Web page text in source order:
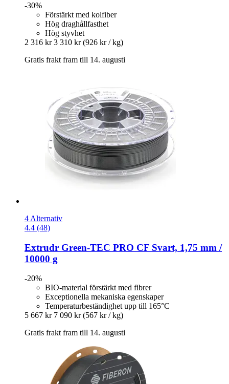
-30%
Förstärkt med kolfiber
Hög draghållfasthet
Hög styvhet
2 316 kr 3 310 kr (926 kr / kg)
Gratis frakt fram till 14. augusti
4 Alternativ
4.4 (48)
Extrudr Green-​TEC PRO CF Svart, 1,75 mm /
10000 g
-20%
BIO-material förstärkt med fibrer
Exceptionella mekaniska egenskaper
Temperaturbeständighet upp till 165°C
5 667 kr 7 090 kr (567 kr / kg)
Gratis frakt fram till 14. augusti